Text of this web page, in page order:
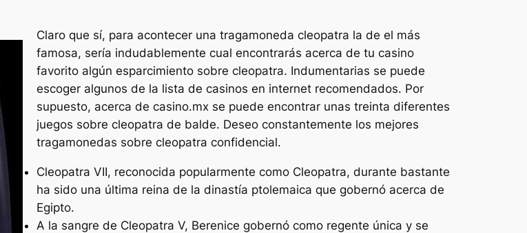
Claro que sí, para acontecer una tragamoneda cleopatra la de el más
famosa, serí­a indudablemente cual encontrarás acerca de tu casino
favorito algún esparcimiento sobre cleopatra. Indumentarias se puede
escoger algunos de la lista de casinos en internet recomendados. Por
supuesto, acerca de casino.mx se puede encontrar unas treinta diferentes
juegos sobre cleopatra de balde. Deseo constantemente los mejores
tragamonedas sobre cleopatra confidencial.
Cleopatra VII, reconocida popularmente como Cleopatra, durante bastante
ha sido una última reina de la dinastía ptolemaica que gobernó acerca de
Egipto.
A la sangre de Cleopatra V, Berenice gobernó como regente única y se